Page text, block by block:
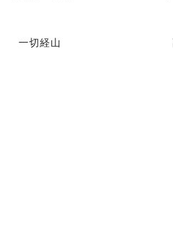
一切経山